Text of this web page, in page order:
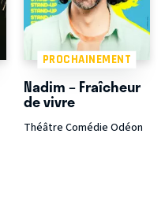
PROCHAINEMENT
Nadim – Fraîcheur
de vivre
Théâtre Comédie Odéon